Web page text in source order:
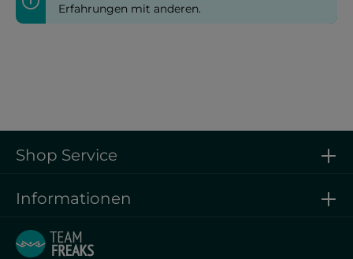
Erfahrungen mit anderen.
Shop Service
Informationen